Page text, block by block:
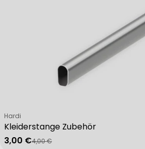
Kleiderstange Zubehör
Verkäufer:
Hardi
Verkaufspreis
3,00 €
Regulärer Preis
4,00 €